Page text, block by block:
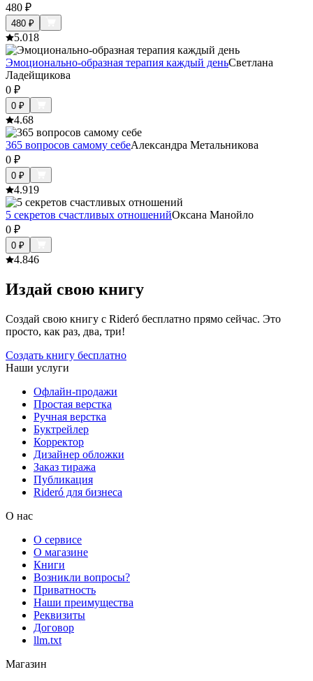
480 ₽
480 ₽
5.018
Эмоционально-образная терапия каждый деньСветлана
Ладейщикова
0 ₽
0 ₽
4.68
365 вопросов самому себеАлександра Метальникова
0 ₽
0 ₽
4.919
5 секретов счастливых отношенийОксана Манойло
0 ₽
0 ₽
4.846
Издай свою книгу
Создай свою книгу с Rideró бесплатно прямо сейчас. Это
просто, как раз, два, три!
Создать книгу бесплатно
Наши услуги
Офлайн-продажи
Простая верстка
Ручная верстка
Буктрейлер
Корректор
Дизайнер обложки
Заказ тиража
Публикация
Rideró для бизнеса
О нас
О сервисе
О магазине
Книги
Возникли вопросы?
Приватность
Наши преимущества
Реквизиты
Договор
llm.txt
Магазин